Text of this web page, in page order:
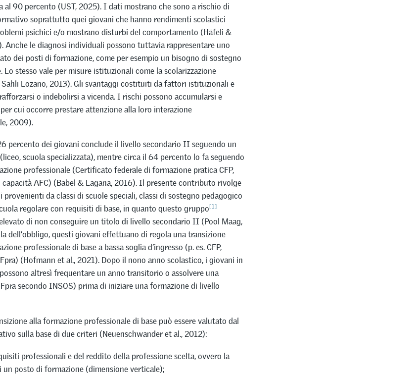
al 90 percento (UST, 2025). I dati mostrano che sono a rischio di
soprattutto quei giovani che hanno rendimenti scolastici
psichici e/o mostrano disturbi del comportamento (Häfeli &
Anche le diagnosi individuali possono tuttavia rappresentare uno
dei posti di formazione, come per esempio un bisogno di sostegno
Lo stesso vale per misure istituzionali come la scolarizzazione
Lozano, 2013). Gli svantaggi costituiti da fattori istituzionali e
o indebolirsi a vicenda. I rischi possono accumularsi e
cui occorre prestare attenzione alla loro interazione
2009).
percento dei giovani conclude il livello secondario II seguendo un
scuola specializzata), mentre circa il 64 percento lo fa seguendo
professionale (Certificato federale di formazione pratica CFP,
AFC) (Babel & Lagana, 2016). Il presente contributo rivolge
provenienti da classi di scuole speciali, classi di sostegno pedagogico
regolare con requisiti di base, in quanto questo gruppo[1]
di non conseguire un titolo di livello secondario II (Pool Maag,
dell’obbligo, questi giovani effettuano di regola una transizione
professionale di base a bassa soglia d’ingresso (p. es. CFP,
(Hofmann et al., 2021). Dopo il nono anno scolastico, i giovani in
altresì frequentare un anno transitorio o assolvere una
secondo INSOS) prima di iniziare una formazione di livello
alla formazione professionale di base può essere valutato dal
sulla base di due criteri (Neuenschwander et al., 2012):
professionali e del reddito della professione scelta, ovvero la
posto di formazione (dimensione verticale);